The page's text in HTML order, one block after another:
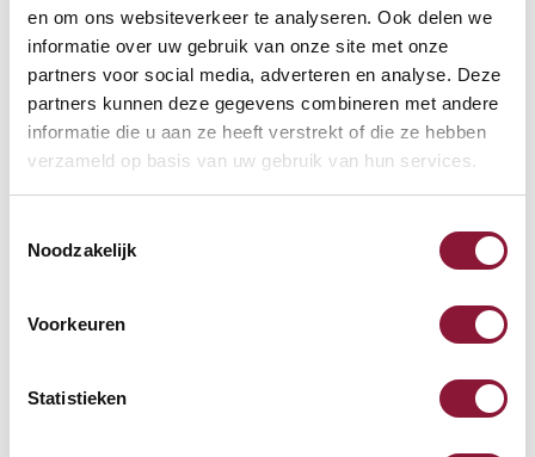
en om ons websiteverkeer te analyseren. Ook delen we
informatie over uw gebruik van onze site met onze
partners voor social media, adverteren en analyse. Deze
partners kunnen deze gegevens combineren met andere
informatie die u aan ze heeft verstrekt of die ze hebben
verzameld op basis van uw gebruik van hun services.
Noodzakelijk
Voorkeuren
Statistieken
Anzahl:
In den Warenkorb
Auf der Suche nach Stückzahlen? Machen Sie Ihren Arbeitsplatz
komplett und fordern Sie direkt ein individuelles Angebot an.
Zur Vergleichsliste hinzufügen
Tiefstpreisgarantie